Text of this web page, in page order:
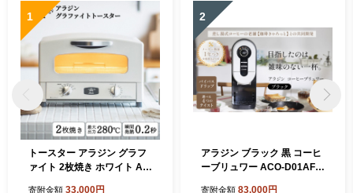
1
トースター アラジン グラフ
ァイト 2枚焼き ホワイト AE
寄附金額 33,000円
2
アラジン ブラック 黒 コーヒ
ーブリュワー ACO-D01AF A
寄附金額 83,000円